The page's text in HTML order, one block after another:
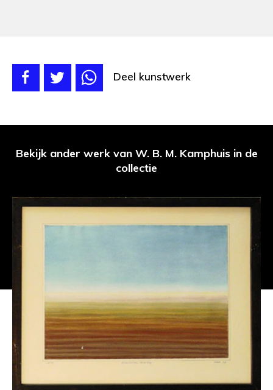
Deel kunstwerk
Bekijk ander werk van W. B. M. Kamphuis in de
collectie